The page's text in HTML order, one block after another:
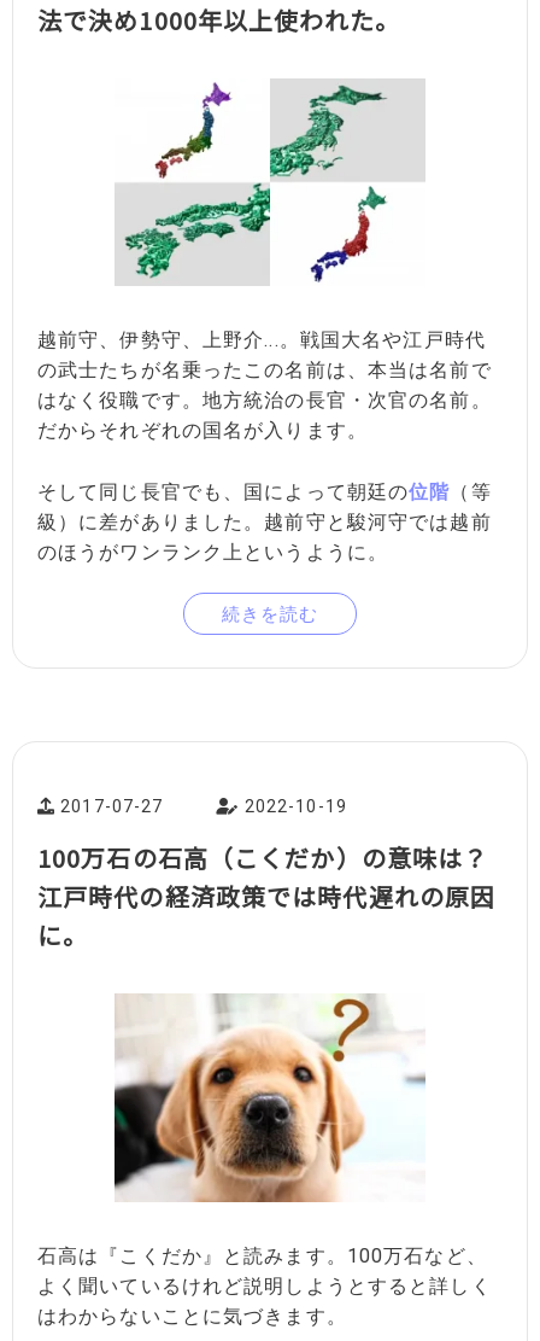
法で決め1000年以上使われた。
越前守、伊勢守、上野介...。戦国大名や江戸時代
の武士たちが名乗ったこの名前は、本当は名前で
はなく役職です。地方統治の長官・次官の名前。
だからそれぞれの国名が入ります。
そして同じ長官でも、国によって朝廷の位階 （等
級）に差がありました。越前守と駿河守では越前
のほうがワンランク上というように。
続きを読む
2017-07-27 2022-10-19
100万石の石高（こくだか）の意味は？
江戸時代の経済政策では時代遅れの原因
に。
石高は『こくだか』と読みます。100万石など、
よく聞いているけれど説明しようとすると詳しく
はわからないことに気づきます。